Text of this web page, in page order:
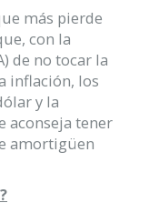
más pierde
con la
de no tocar la
inflación, los
y la
aconseja tener
amortigüen